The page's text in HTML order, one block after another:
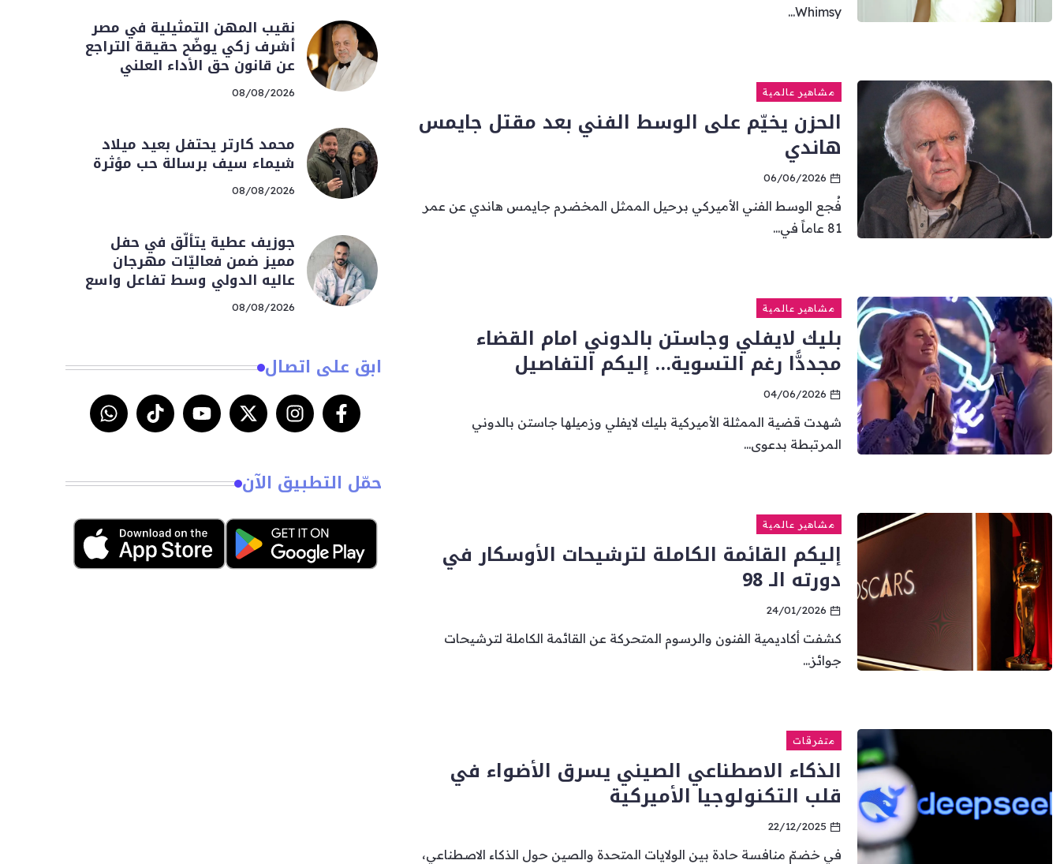
Whimsy...
مشاهير عالمية
الحزن يخيّم على الوسط الفني بعد مقتل جايمس
هاندي
06/06/2026
فُجع الوسط الفني الأميركي برحيل الممثل المخضرم جايمس هاندي عن عمر
81 عاماً في...
مشاهير عالمية
بليك لايفلي وجاستن بالدوني امام القضاء
مجددًّا رغم التسوية… إليكم التفاصيل
04/06/2026
شهدت قضية الممثلة الأميركية بليك لايفلي وزميلها جاستن بالدوني
المرتبطة بدعوى...
مشاهير عالمية
إليكم القائمة الكاملة لترشيحات الأوسكار في
دورته الـ 98
24/01/2026
كشفت أكاديمية الفنون والرسوم المتحركة عن القائمة الكاملة لترشيحات
جوائز...
متفرقات
الذكاء الاصطناعي الصيني يسرق الأضواء في
قلب التكنولوجيا الأميركية
22/12/2025
في خضمّ منافسة حادة بين الولايات المتحدة والصين حول الذكاء الاصطناعي،
نقيب المهن التمثيلية في مصر
أشرف زكي يوضّح حقيقة التراجع
عن قانون حق الأداء العلني
08/08/2026
محمد كارتر يحتفل بعيد ميلاد
شيماء سيف برسالة حب مؤثرة
08/08/2026
جوزيف عطية يتألّق في حفل
مميز ضمن فعاليّات مهرجان
عاليه الدولي وسط تفاعل واسع
08/08/2026
ابق على اتصال
حمّل التطبيق الآن